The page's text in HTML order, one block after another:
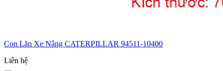
Con Lăn Xe Nâng CATERPILLAR 94511-10400
Liên hệ